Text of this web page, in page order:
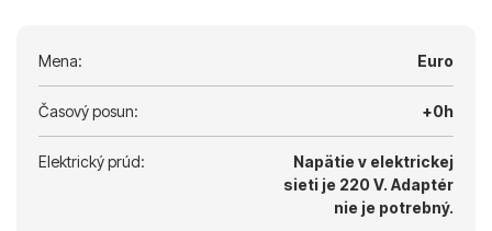
Mena: Euro
Časový posun: +0h
Elektrický prúd:
Napätie v elektrickej
sieti je 220 V. Adaptér
nie je potrebný.